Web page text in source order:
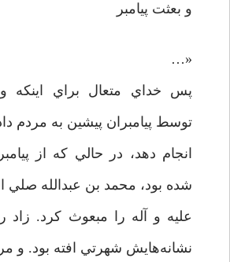
و بعثت پيامبر
«…
پس خداي متعال براي اينکه
توسط پيامبران پيشين به مردم
انجام دهد، در حالي که از
شده بود، محمد بن عبدالله صلي
عليه و آله را مبعوث کرد.
نشانه‌هايش شهرتي افته بود. و